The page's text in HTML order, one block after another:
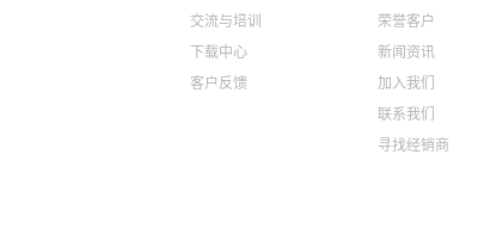
交流与培训
下载中心
客户反馈
荣誉客户
新闻资讯
加入我们
联系我们
寻找经销商